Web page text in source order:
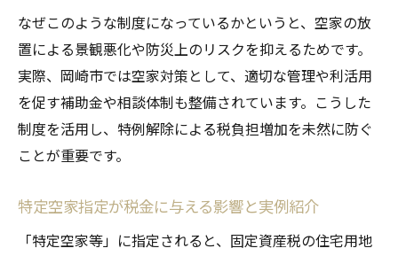
なぜこのような制度になっているかというと、空家の放
置による景観悪化や防災上のリスクを抑えるためです。
実際、岡崎市では空家対策として、適切な管理や利活用
を促す補助金や相談体制も整備されています。こうした
制度を活用し、特例解除による税負担増加を未然に防ぐ
ことが重要です。
特定空家指定が税金に与える影響と実例紹介
「特定空家等」に指定されると、固定資産税の住宅用地